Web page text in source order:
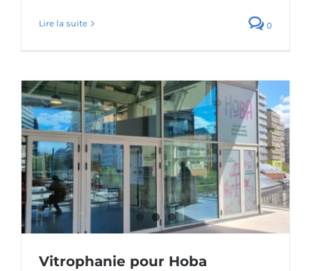
Lire la suite 0
Vitrophanie pour Hoba